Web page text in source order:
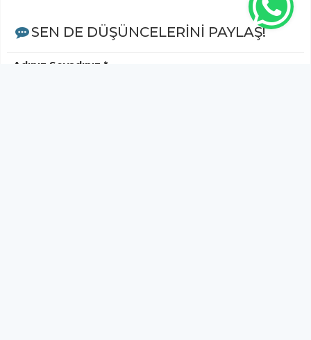
SEN DE DÜŞÜNCELERİNİ PAYLAŞ!
Adınız Soyadınız *